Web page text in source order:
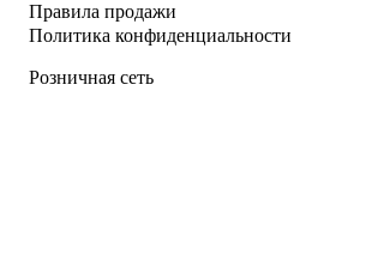
Правила продажи
Политика конфиденциальности
Розничная сеть